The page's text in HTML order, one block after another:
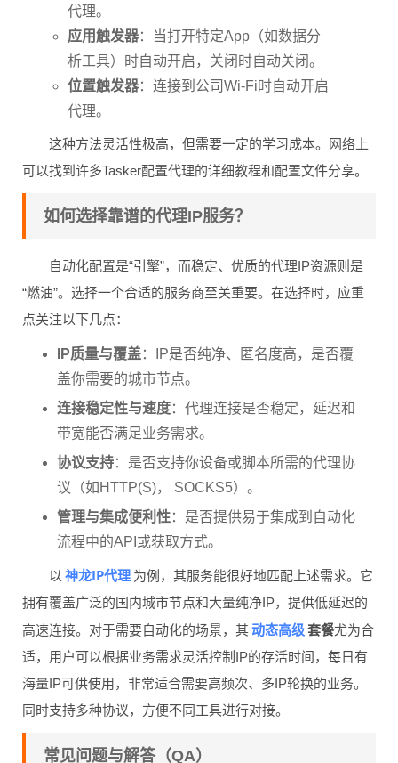
代理。
应用触发器：当打开特定App（如数据分
析工具）时自动开启，关闭时自动关闭。
位置触发器：连接到公司Wi-Fi时自动开启
代理。
这种方法灵活性极高，但需要一定的学习成本。网络上
可以找到许多Tasker配置代理的详细教程和配置文件分享。
如何选择靠谱的代理IP服务？
自动化配置是“引擎”，而稳定、优质的代理IP资源则是
“燃油”。选择一个合适的服务商至关重要。在选择时，应重
点关注以下几点：
IP质量与覆盖：IP是否纯净、匿名度高，是否覆
盖你需要的城市节点。
连接稳定性与速度：代理连接是否稳定，延迟和
带宽能否满足业务需求。
协议支持：是否支持你设备或脚本所需的代理协
议（如HTTP(S)， SOCKS5）。
管理与集成便利性：是否提供易于集成到自动化
流程中的API或获取方式。
以 神龙IP代理 为例，其服务能很好地匹配上述需求。它
拥有覆盖广泛的国内城市节点和大量纯净IP，提供低延迟的
高速连接。对于需要自动化的场景，其动态高级套餐尤为合
适，用户可以根据业务需求灵活控制IP的存活时间，每日有
海量IP可供使用，非常适合需要高频次、多IP轮换的业务。
同时支持多种协议，方便不同工具进行对接。
常见问题与解答（QA）